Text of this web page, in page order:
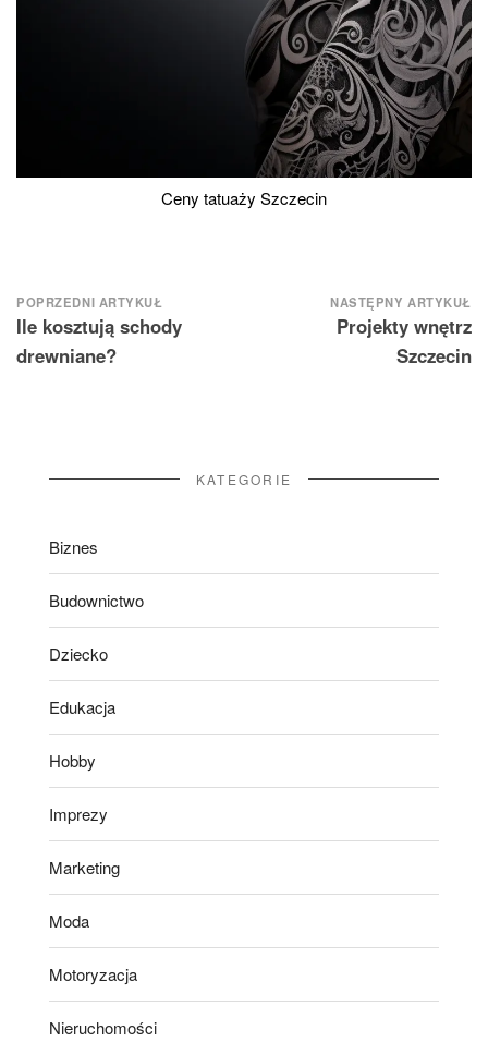
Ceny tatuaży Szczecin
Nawigacja
wpisu
POPRZEDNI ARTYKUŁ
Ile kosztują schody
drewniane?
NASTĘPNY ARTYKUŁ
Projekty wnętrz
Szczecin
KATEGORIE
Biznes
Budownictwo
Dziecko
Edukacja
Hobby
Imprezy
Marketing
Moda
Motoryzacja
Nieruchomości